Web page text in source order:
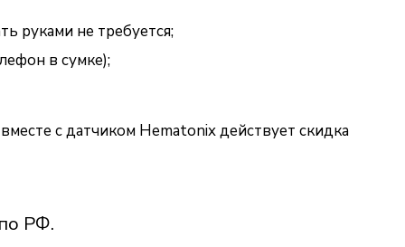
руками не требуется;
в сумке);
с датчиком Hematonix действует скидка
РФ.